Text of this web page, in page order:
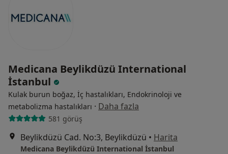
Medicana Beylikdüzü International
İstanbul
Kulak burun boğaz, İç hastalıkları, Endokrinoloji ve
metabolizma hastalıkları · Daha fazla
581 görüş
Beylikdüzü Cad. No:3, Beylikdüzü • Harita
Medicana Beylikdüzü International İstanbul